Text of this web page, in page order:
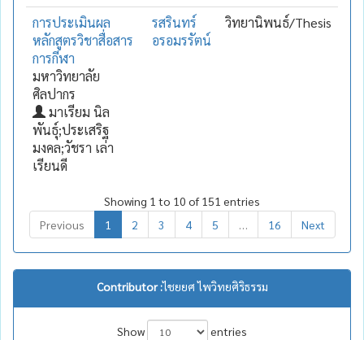
การประเมินผล
หลักสูตรวิชาสื่อสาร
การกีฬา
มหาวิทยาลัย
ศิลปากร
มาเรียม นิล
พันธุ์;ประเสริฐ
มงคล;วัชรา เล่า
เรียนดี
รสรินทร์
อรอมรรัตน์
วิทยานิพนธ์/Thesis
Showing 1 to 10 of 151 entries
Previous
1 2 3 4 5 16 Next
Contributor :ไชยยศ ไพวิทยศิริธรรม
Show entries